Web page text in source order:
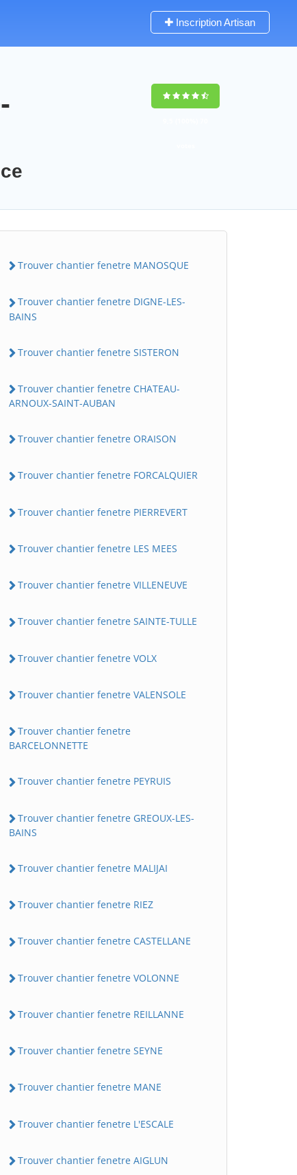
Inscription Artisan
Trouver chantier fenetre MANOSQUE
Trouver chantier fenetre DIGNE-LES-
BAINS
Trouver chantier fenetre SISTERON
Trouver chantier fenetre CHATEAU-
ARNOUX-SAINT-AUBAN
Trouver chantier fenetre ORAISON
Trouver chantier fenetre FORCALQUIER
Trouver chantier fenetre PIERREVERT
Trouver chantier fenetre LES MEES
Trouver chantier fenetre VILLENEUVE
Trouver chantier fenetre SAINTE-TULLE
Trouver chantier fenetre VOLX
Trouver chantier fenetre VALENSOLE
Trouver chantier fenetre
BARCELONNETTE
Trouver chantier fenetre PEYRUIS
Trouver chantier fenetre GREOUX-LES-
BAINS
Trouver chantier fenetre MALIJAI
Trouver chantier fenetre RIEZ
Trouver chantier fenetre CASTELLANE
Trouver chantier fenetre VOLONNE
Trouver chantier fenetre REILLANNE
Trouver chantier fenetre SEYNE
Trouver chantier fenetre MANE
Trouver chantier fenetre L'ESCALE
Trouver chantier fenetre AIGLUN